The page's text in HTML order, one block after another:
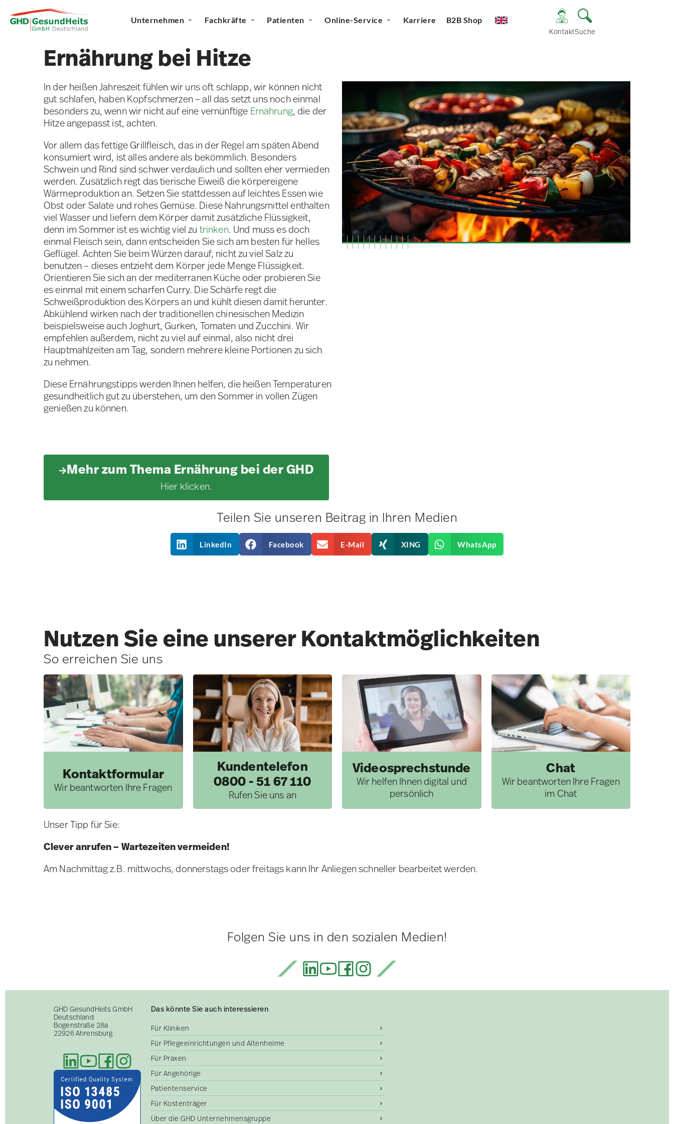
Unternehmen Fachkräfte Patienten Online-Service Karriere B2B Shop
KontaktSuche
Ernährung bei Hitze
In der heißen Jahreszeit fühlen wir uns oft schlapp, wir können nicht
gut schlafen, haben Kopfschmerzen – all das setzt uns noch einmal
besonders zu, wenn wir nicht auf eine vernünftige Ernährung, die der
Hitze angepasst ist, achten.
Vor allem das fettige Grillfleisch, das in der Regel am späten Abend
konsumiert wird, ist alles andere als bekömmlich. Besonders
Schwein und Rind sind schwer verdaulich und sollten eher vermieden
werden. Zusätzlich regt das tierische Eiweiß die körpereigene
Wärmeproduktion an. Setzen Sie stattdessen auf leichtes Essen wie
Obst oder Salate und rohes Gemüse. Diese Nahrungsmittel enthalten
viel Wasser und liefern dem Körper damit zusätzliche Flüssigkeit,
denn im Sommer ist es wichtig viel zu trinken. Und muss es doch
einmal Fleisch sein, dann entscheiden Sie sich am besten für helles
Geflügel. Achten Sie beim Würzen darauf, nicht zu viel Salz zu
benutzen – dieses entzieht dem Körper jede Menge Flüssigkeit.
Orientieren Sie sich an der mediterranen Küche oder probieren Sie
es einmal mit einem scharfen Curry. Die Schärfe regt die
Schweißproduktion des Körpers an und kühlt diesen damit herunter.
Abkühlend wirken nach der traditionellen chinesischen Medizin
beispielsweise auch Joghurt, Gurken, Tomaten und Zucchini. Wir
empfehlen außerdem, nicht zu viel auf einmal, also nicht drei
Hauptmahlzeiten am Tag, sondern mehrere kleine Portionen zu sich
zu nehmen.
Diese Ernährungstipps werden Ihnen helfen, die heißen Temperaturen
gesundheitlich gut zu überstehen, um den Sommer in vollen Zügen
genießen zu können.
Mehr zum Thema Ernährung bei der GHD
Hier klicken.
Teilen Sie unseren Beitrag in Ihren Medien
LinkedIn Facebook E-Mail XING WhatsApp
Nutzen Sie eine unserer Kontakt­möglichkeiten
So erreichen Sie uns
Kontaktformular
Wir beantworten Ihre Fragen
Kundentelefon
0800 - 51 67 110
Rufen Sie uns an
Videosprechstunde
Wir helfen Ihnen digital und
persönlich
Chat
Wir beantworten Ihre Fragen
im Chat
Unser Tipp für Sie:
Clever anrufen – Wartezeiten vermeiden!
Am Nachmittag z.B. mittwochs, donnerstags oder freitags kann Ihr Anliegen schneller bearbeitet werden.
Folgen Sie uns in den sozialen Medien!
GHD GesundHeits GmbH
Deutschland
Bogenstraße 28a
22926 Ahrensburg
Das könnte Sie auch interessieren
Für Kliniken
Für Pflegeeinrichtungen und Altenheime
Für Praxen
Für Angehörige
Patientenservice
Für Kostenträger
Über die GHD Unternehmensgruppe